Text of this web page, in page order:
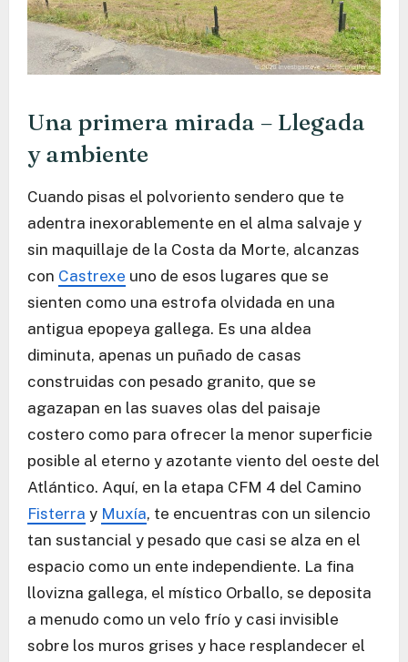
Una primera mirada – Llegada
y ambiente
Cuando pisas el polvoriento sendero que te
adentra inexorablemente en el alma salvaje y
sin maquillaje de la Costa da Morte, alcanzas
con Castrexe uno de esos lugares que se
sienten como una estrofa olvidada en una
antigua epopeya gallega. Es una aldea
diminuta, apenas un puñado de casas
construidas con pesado granito, que se
agazapan en las suaves olas del paisaje
costero como para ofrecer la menor superficie
posible al eterno y azotante viento del oeste del
Atlántico. Aquí, en la etapa CFM 4 del Camino
Fisterra y Muxía, te encuentras con un silencio
tan sustancial y pesado que casi se alza en el
espacio como un ente independiente. La fina
llovizna gallega, el místico Orballo, se deposita
a menudo como un velo frío y casi invisible
sobre los muros grises y hace resplandecer el